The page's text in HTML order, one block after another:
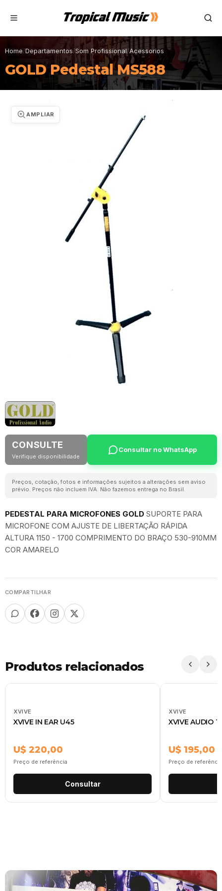
Home/Departamentos/Som Profissional/Acessorios
GOLD Pedestal MS588
AMPLIAR
CONSULTE
Verifique disponibilidade
Consultar no WhatsApp
Preços, cotação, fotos e informações sujeitos a alterações sem aviso
prévio. Preços não incluem IVA. Não fazemos entrega no Brasil.
PEDESTAL PARA MICROFONES GOLD SUPORTE PARA
MICROFONE COM AJUSTE DE LIBERTAÇÃO RÁPIDA
ALTURA 1150 - 1700 COMPRIMENTO DO BRAÇO 530-910MM
COR AMARELO
COMPARTILHAR
Produtos relacionados
XVIVE
XVIVE IN EAR U45
U$ 220,00
Preço de referência
Consultar
XVIVE
XVIVE AUDIO
U$ 195,00
Preço de referência